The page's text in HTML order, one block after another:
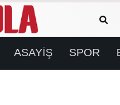
ASAYİŞ SPOR